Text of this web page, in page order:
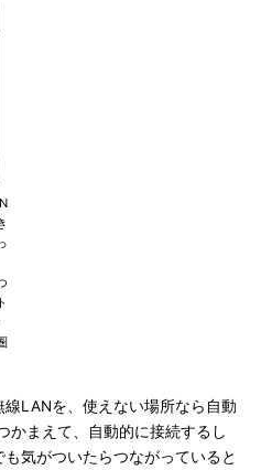
LANを、使えない場所なら自動
かまえて、自動的に接続するし
気がついたらつながっていると